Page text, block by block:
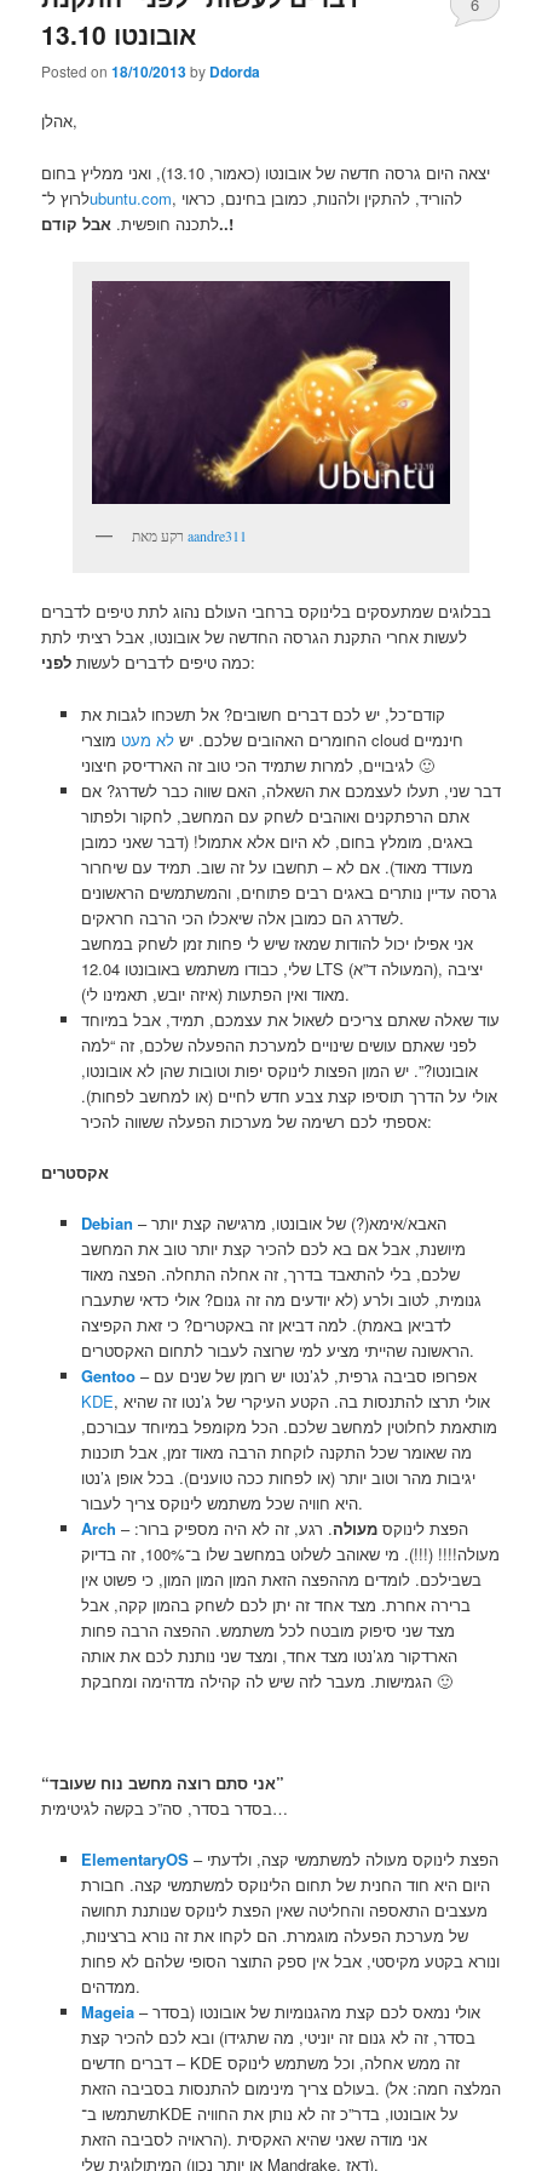
אובונטו 13.10
Posted on18/10/2013by Ddorda
6
אהלן,
יצאה היום גרסה חדשה של אובונטו (כאמור, 13.10), ואני ממליץ בחום
לרוץ ל־ubuntu.com, להוריד, להתקין ולהנות, כמובן בחינם, כראוי
לתכנה חופשית.אבל קודם..!
aandre311
בבלוגים שמתעסקים בלינוקס ברחבי העולם נהוג לתת טיפים לדברים
לעשות אחרי התקנת הגרסה החדשה של אובונטו, אבל רציתי לתת
כמה טיפים לדברים לעשות לפני :
קודם־כל, יש לכם דברים חשובים? אל תשכחו לגבות את
החומרים האהובים שלכם. ישלא מעט מוצרי cloud חינמיים
לגיבויים, למרות שתמיד הכי טוב זה הארדיסק חיצוני 🙂
דבר שני, תעלו לעצמכם את השאלה, האם שווה כבר לשדרג? אם
אתם הרפתקנים ואוהבים לשחק עם המחשב, לחקור ולפתור
באגים, מומלץ בחום, לא היום אלא אתמול! (דבר שאני כמובן
מעודד מאוד). אם לא – תחשבו על זה שוב. תמיד עם שיחרור
גרסה עדיין נותרים באגים רבים פתוחים, והמשתמשים הראשונים
לשדרג הם כמובן אלה שיאכלו הכי הרבה חראקים.
אני אפילו יכול להודות שמאז שיש לי פחות זמן לשחק במחשב
שלי, כבודו משתמש באובונטו 12.04 LTS (המעולה ד”א), יציבה
מאוד ואין הפתעות (איזה יובש, תאמינו לי).
עוד שאלה שאתם צריכים לשאול את עצמכם, תמיד, אבל במיוחד
לפני שאתם עושים שינויים למערכת ההפעלה שלכם, זה “למה
אובונטו?”. יש המון הפצות לינוקס יפות וטובות שהן לא אובונטו,
אולי על הדרך תוסיפו קצת צבע חדש לחיים (או למחשב לפחות).
אספתי לכם רשימה של מערכות הפעלה ששווה להכיר:
אקסטרים
Debian – האבא/אימא(?) של אובונטו, מרגישה קצת יותר
מיושנת, אבל אם בא לכם להכיר קצת יותר טוב את המחשב
שלכם, בלי להתאבד בדרך, זה אחלה התחלה. הפצה מאוד
גנומית, לטוב ולרע (לא יודעים מה זה גנום? אולי כדאי שתעברו
לדביאן באמת). למה דביאן זה באקטרים? כי זאת הקפיצה
הראשונה שהייתי מציע למי שרוצה לעבור לתחום האקסטרים.
Gentoo
– אפרופו סביבה גרפית, לג’נטו יש רומן של שנים עם
KDE, אולי תרצו להתנסות בה. הקטע העיקרי של ג’נטו זה שהיא
מותאמת לחלוטין למחשב שלכם. הכל מקומפל במיוחד עבורכם,
מה שאומר שכל התקנה לוקחת הרבה מאוד זמן, אבל תוכנות
יגיבות מהר וטוב יותר (או לפחות ככה טוענים). בכל אופן ג’נטו
היא חוויה שכל משתמש לינוקס צריך לעבור.
Arch
– הפצת לינוקסמעולה. רגע, זה לא היה מספיק ברור:
מעולה!!!! (!!!). מי שאוהב לשלוט במחשב שלו ב־100%, זה בדיוק
בשבילכם. לומדים מההפצה הזאת המון המון המון, כי פשוט אין
ברירה אחרת. מצד אחד זה יתן לכם לשחק בהמון קקה, אבל
מצד שני סיפוק מובטח לכל משתמש. ההפצה הרבה פחות
הארדקור מג’נטו מצד אחד, ומצד שני נותנת לכם את אותה
הגמישות. מעבר לזה שיש לה קהילה מדהימה ומחבקת 🙂
“אני סתם רוצה מחשב נוח שעובד”
בסדר בסדר, סה”כ בקשה לגיטימית…
ElementaryOS– הפצת לינוקס מעולה למשתמשי קצה, ולדעתי
היום היא חוד החנית של תחום הלינוקס למשתמשי קצה. חבורת
מעצבים התאספה והחליטה שאין הפצת לינוקס שנותנת תחושה
של מערכת הפעלה מוגמרת. הם לקחו את זה נורא ברצינות,
ונורא בקטע מקיסטי, אבל אין ספק התוצר הסופי שלהם לא פחות
ממדהים.
Mageia– אולי נמאס לכם קצת מהגנומיות של אובונטו (בסדר
בסדר, זה לא גנום זה יוניטי, מה שתגידו) ובא לכם להכיר קצת
דברים חדשים – KDE זה ממש אחלה, וכל משתמש לינוקס
בעולם צריך מינימום להתנסות בסביבה הזאת. (המלצה חמה: אל
תשתמשו ב־KDE על אובונטו, בדר”כ זה לא נותן את החוויה
הראויה לסביבה הזאת). אני מודה שאני שהיא האקסית
המיתולוגית שלי (או יותר נכון Mandrake, דאז).